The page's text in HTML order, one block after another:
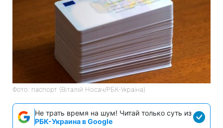
Фото: паспорт (Віталій Носач/РБК-Україна)
Не трать время на шум! Читай только суть из
РБК-Украина в Google